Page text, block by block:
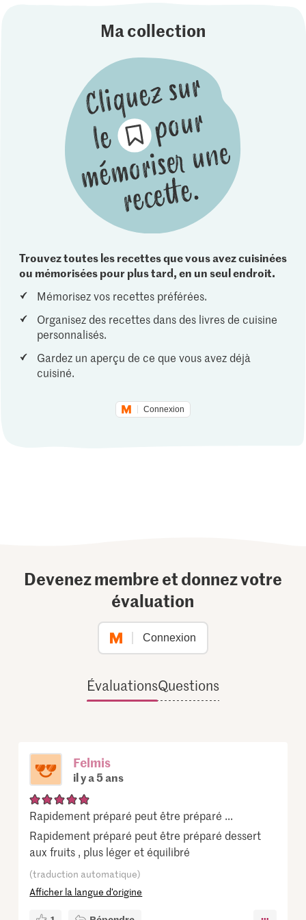
Ma collection
Trouvez toutes les recettes que vous avez cuisinées
ou mémorisées pour plus tard, en un seul endroit.
Mémorisez vos recettes préférées.
Organisez des recettes dans des livres de cuisine
personnalisés.
Gardez un aperçu de ce que vous avez déjà
cuisiné.
Connexion
Devenez membre et donnez votre
évaluation
Connexion
ÉvaluationsQuestions
Felmis
il y a 5 ans
Rapidement préparé peut être préparé ...
Rapidement préparé peut être préparé dessert
aux fruits , plus léger et équilibré
(traduction automatique)
Afficher la langue d’origine